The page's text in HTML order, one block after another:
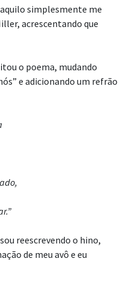
simplesmente me
acrescentando que
o poema, mudando
e adicionando um refrão
reescrevendo o hino,
de meu avô e eu